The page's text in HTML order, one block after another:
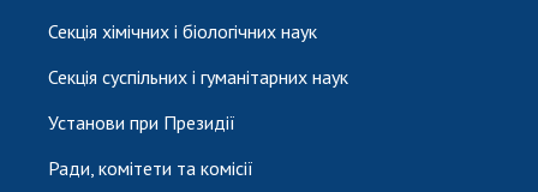
Секція хімічних і біологічних наук
Секція суспільних і гуманітарних наук
Установи при Президії
Ради, комітети та комісії